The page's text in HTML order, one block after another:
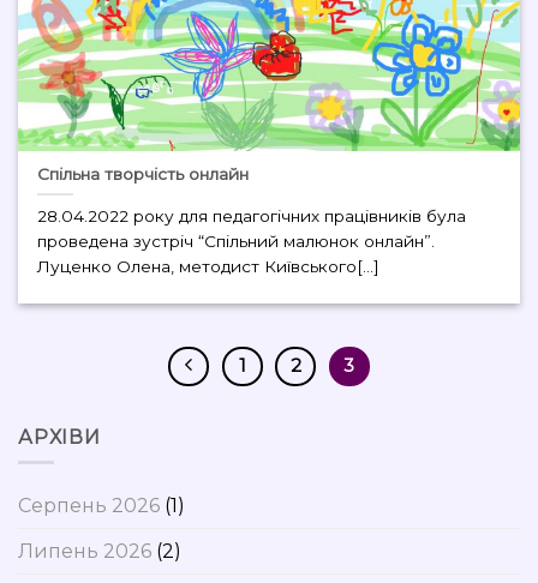
Спільна творчість онлайн
28.04.2022 року для педагогічних працівників була
проведена зустріч “Спільний малюнок онлайн”.
Луценко Олена, методист Київського[...]
1 2 3
АРХІВИ
Серпень 2026 (1)
Липень 2026 (2)